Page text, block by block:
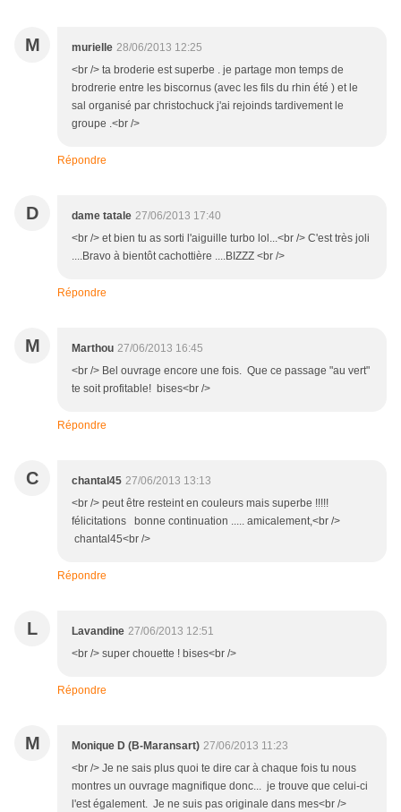
M murielle 28/06/2013 12:25
<br /> ta broderie est superbe . je partage mon temps de
brodrerie entre les biscornus (avec les fils du rhin été ) et le
sal organisé par christochuck j'ai rejoinds tardivement le
groupe .<br />
Répondre
D dame tatale 27/06/2013 17:40
<br /> et bien tu as sorti l'aiguille turbo lol...<br /> C'est très joli
....Bravo à bientôt cachottière ....BIZZZ <br />
Répondre
M Marthou 27/06/2013 16:45
<br /> Bel ouvrage encore une fois. Que ce passage "au vert"
te soit profitable! bises<br />
Répondre
C chantal45 27/06/2013 13:13
<br /> peut être resteint en couleurs mais superbe !!!!!
félicitations bonne continuation ..... amicalement,<br />
chantal45<br />
Répondre
L Lavandine 27/06/2013 12:51
<br /> super chouette ! bises<br />
Répondre
M Monique D (B-Maransart) 27/06/2013 11:23
<br /> Je ne sais plus quoi te dire car à chaque fois tu nous
montres un ouvrage magnifique donc... je trouve que celui-ci
l'est également. Je ne suis pas originale dans mes<br />